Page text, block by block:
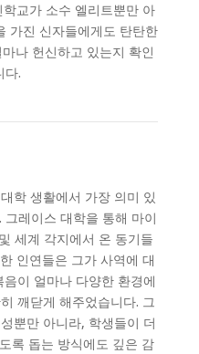
교가 소수 엘리트뿐만 아
가진 신자들에게도 탄탄한
나 헌신하고 있는지 확인
다.
학 생활에서 가장 의미 있
레이스 대학을 통해 마이
세계 각지에서 온 동기들
인연들은 그가 사역에 대
이 얼마나 다양한 환경에
깨닫게 해주었습니다. 그
뿐만 아니라, 학생들이 더
록 돕는 방식에도 깊은 감